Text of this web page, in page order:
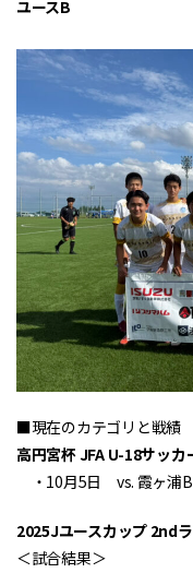
ユースB
■現在のカテゴリと戦績
高円宮杯 JFA U-18サッ
・10月5日 vs. 霞ヶ
2025Jユースカップ 2nd
＜試合結果＞